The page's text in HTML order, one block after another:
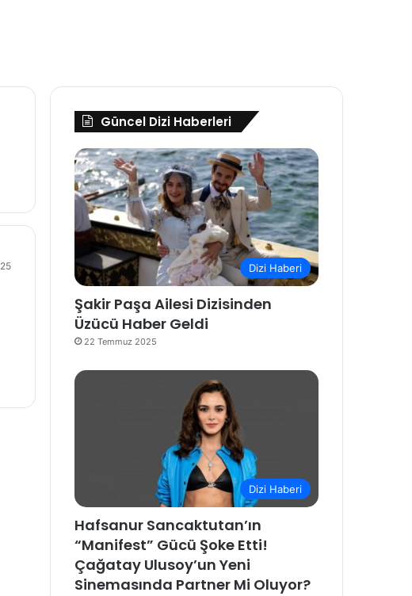
25
Güncel Dizi Haberleri
Dizi Haberi
Şakir Paşa Ailesi Dizisinden
Üzücü Haber Geldi
22 Temmuz 2025
Dizi Haberi
Hafsanur Sancaktutan’ın
“Manifest” Gücü Şoke Etti!
Çağatay Ulusoy’un Yeni
Sinemasında Partner Mi Oluyor?